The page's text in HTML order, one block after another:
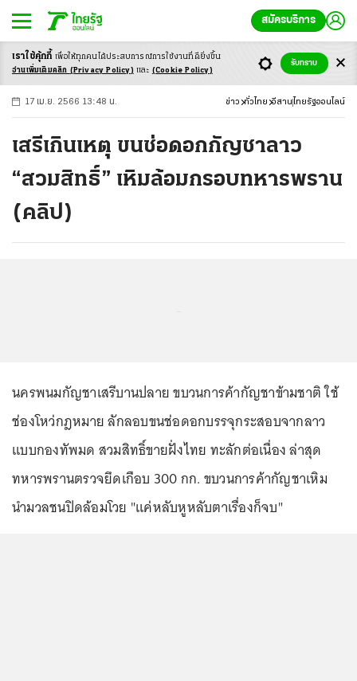
สมัครบริการ
-ก ก ก+
17 เม.ย. 2566 13:48 น. ข่าว ทั่วไทย อีสาน ไทยรัฐออนไลน์
เสรีเกินเหตุ ขนช่อดอกกัญชาลาว
“สวมสิทธิ์” เหิมล้อมกรอบทหารพราน
(คลิป)
นครพนมกัญชาเสรีบานปลาย ขบวนการค้ากัญชาข้ามชาติ ใช้
ช่องโหว่กฎหมาย ลักลอบขนช่อดอกบรรจุกระสอบจากลาว
แบบกองทัพมด สวมสิทธิ์ขายฝั่งไทย ทะลักต่อเนื่อง ล่าสุด
ทหารพรานตรวจยึดเกือบ 300 กก. ขบวนการค้ากัญชาเหิม
นำมวลชนปิดล้อมโวย "แค่หลับหูหลับตาเรื่องก็จบ"
เราใช้คุ้กกี้ เพื่อให้ทุกคนได้ประสบการณ์การใช้งานที่ดียิ่งขึ้น
อ่านเพิ่มเติมคลิก (Privacy Policy) และ (Cookie Policy)
รับทราบ